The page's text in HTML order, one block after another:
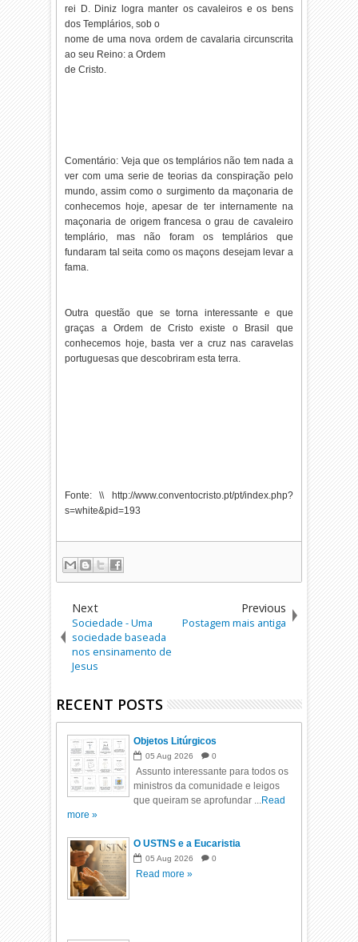
rei D. Diniz logra manter os cavaleiros e os bens
dos Templários, sob o
nome de uma nova ordem de cavalaria circunscrita
ao seu Reino: a Ordem
de Cristo.
Comentário: Veja que os templários não tem nada a
ver com uma serie de teorias da conspiração pelo
mundo, assim como o surgimento da maçonaria de
conhecemos hoje, apesar de ter internamente na
maçonaria de origem francesa o grau de cavaleiro
templário, mas não foram os templários que
fundaram tal seita como os maçons desejam levar a
fama.
Outra questão que se torna interessante e que
graças a Ordem de Cristo existe o Brasil que
conhecemos hoje, basta ver a cruz nas caravelas
portuguesas que descobriram esta terra.
Fonte: \\ http://www.conventocristo.pt/pt/index.php?
s=white&pid=193
Next
Sociedade - Uma
sociedade baseada
nos ensinamento de
Jesus
Previous
Postagem mais antiga
RECENT POSTS
Objetos Litúrgicos
05 Aug 2026 0
Assunto interessante para todos os
ministros da comunidade e leigos
que queiram se aprofundar ...Read
more »
O USTNS e a Eucaristia
05 Aug 2026 0
Read more »